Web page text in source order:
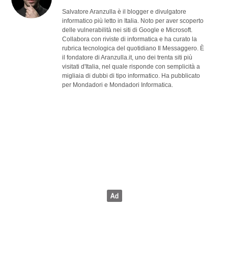
Salvatore Aranzulla è il blogger e divulgatore
informatico più letto in Italia. Noto per aver scoperto
delle vulnerabilità nei siti di Google e Microsoft.
Collabora con riviste di informatica e ha curato la
rubrica tecnologica del quotidiano Il Messaggero. È
il fondatore di Aranzulla.it, uno dei trenta siti più
visitati d'Italia, nel quale risponde con semplicità a
migliaia di dubbi di tipo informatico. Ha pubblicato
per Mondadori e Mondadori Informatica.